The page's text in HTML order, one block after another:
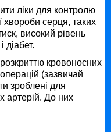
ліки для контролю
хвороби серця, таких
високий рівень
діабет.
кровоносних
(зазвичай
зроблені для
артерій. До них